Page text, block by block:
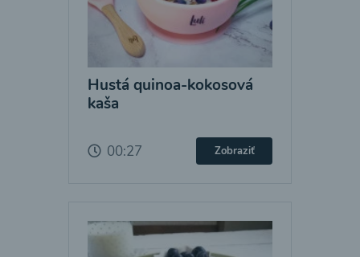
Hustá quinoa-kokosová
kaša
00:27 Zobraziť